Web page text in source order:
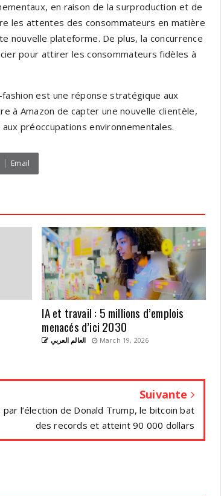
en raison de la surproduction et de
les attentes des consommateurs en matière
nouvelle plateforme. De plus, la concurrence
pour attirer les consommateurs fidèles à
est une réponse stratégique aux
à Amazon de capter une nouvelle clientèle,
préoccupations environnementales.
Email
IA et travail : 5 millions d’emplois
menacés d’ici 2030
العالم العربي March 19, 2026
Suivante
par l’élection de Donald Trump, le bitcoin bat
des records et atteint 90 000 dollars